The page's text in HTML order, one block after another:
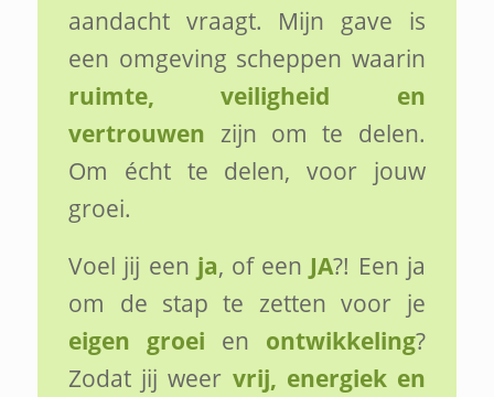
aandacht vraagt. Mijn gave is
een omgeving scheppen waarin
ruimte, veiligheid en
vertrouwen zijn om te delen.
Om écht te delen, voor jouw
groei.
Voel jij een ja, of een JA?! Een ja
om de stap te zetten voor je
eigen groei en ontwikkeling?
Zodat jij weer vrij, energiek en